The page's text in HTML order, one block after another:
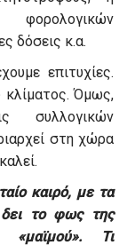
δόσεις κ.α.
επιτυχίες.
κλίματος. Όμως,
συλλογικών
στη χώρα
καιρό, με τα
το φως της
«μαϊμού». Τι